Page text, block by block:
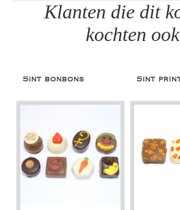
Klanten die dit
kochten
Sint bonbons Sint